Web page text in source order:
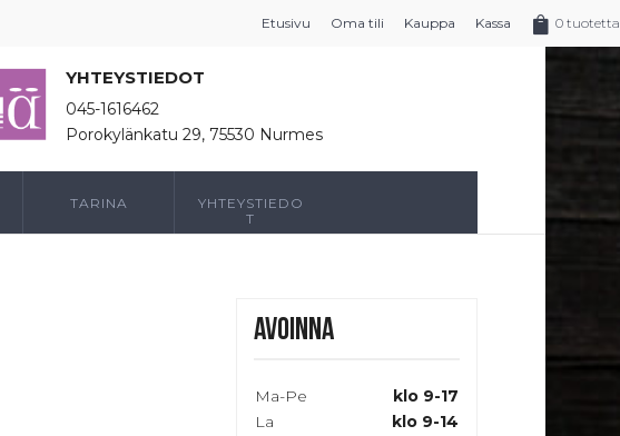
Etusivu Oma tili Kauppa Kassa 0 tuotetta
YHTEYSTIEDOT
045-1616462
Porokylänkatu 29, 75530 Nurmes
TARINA
YHTEYSTIEDO
T
Avoinna
Ma-Pe
klo 9-17
La
klo 9-14